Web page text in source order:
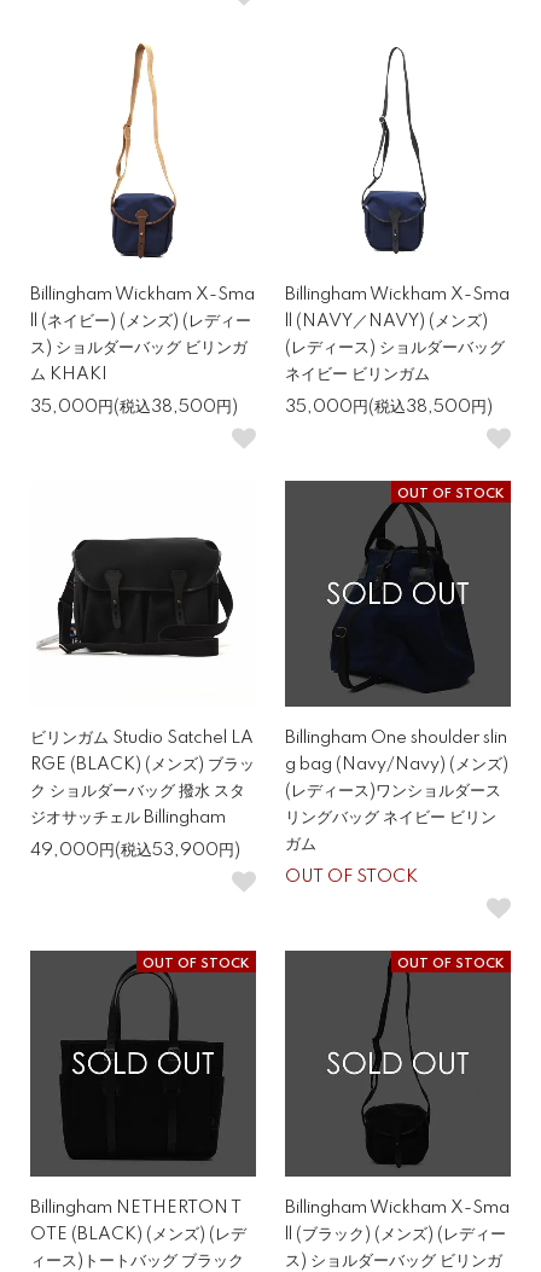
Billingham Wickham X-Sma
ll (ネイビー) (メンズ) (レディー
ス) ショルダーバッグ ビリンガ
ム KHAKI
35,000円(税込38,500円)
Billingham Wickham X-Sma
ll (NAVY／NAVY) (メンズ)
(レディース) ショルダーバッグ
ネイビー ビリンガム
35,000円(税込38,500円)
ビリンガム Studio Satchel LA
RGE (BLACK) (メンズ) ブラッ
ク ショルダーバッグ 撥水 スタ
ジオサッチェル Billingham
49,000円(税込53,900円)
OUT OF STOCK
Billingham One shoulder slin
g bag (Navy/Navy) (メンズ)
(レディース)ワンショルダース
リングバッグ ネイビー ビリン
ガム
OUT OF STOCK
OUT OF STOCK
Billingham NETHERTON T
OTE (BLACK) (メンズ) (レデ
ィース)トートバッグ ブラック
OUT OF STOCK
Billingham Wickham X-Sma
ll (ブラック) (メンズ) (レディー
ス) ショルダーバッグ ビリンガ